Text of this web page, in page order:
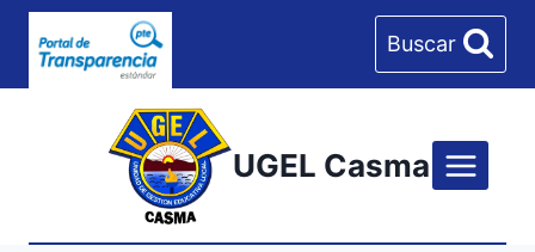
Skip
Buscar
UGEL Casma